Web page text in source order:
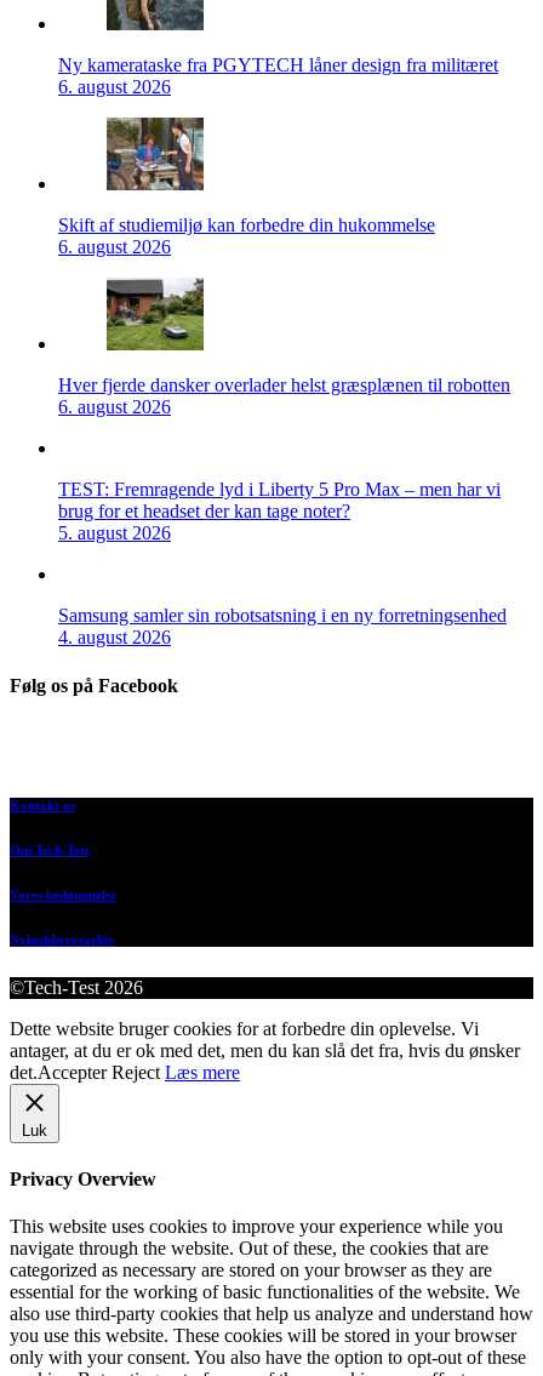
Ny kamerataske fra PGYTECH låner design fra militæret
6. august 2026
Skift af studiemiljø kan forbedre din hukommelse
6. august 2026
Hver fjerde dansker overlader helst græsplænen til robotten
6. august 2026
TEST: Fremragende lyd i Liberty 5 Pro Max – men har vi
brug for et headset der kan tage noter?
5. august 2026
Samsung samler sin robotsatsning i en ny forretningsenhed
4. august 2026
Følg os på Facebook
Kontakt os
Om Tech-Test
Vores bedømmelse
Nyhedsbrevsarkiv
©Tech-Test 2026
Dette website bruger cookies for at forbedre din oplevelse. Vi
antager, at du er ok med det, men du kan slå det fra, hvis du ønsker
det.Accepter Reject Læs mere
Luk
Privacy Overview
This website uses cookies to improve your experience while you
navigate through the website. Out of these, the cookies that are
categorized as necessary are stored on your browser as they are
essential for the working of basic functionalities of the website. We
also use third-party cookies that help us analyze and understand how
you use this website. These cookies will be stored in your browser
only with your consent. You also have the option to opt-out of these